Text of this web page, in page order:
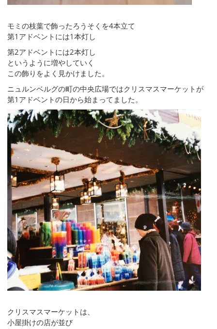
モミの枝葉で飾ったろうそくを4本立て
第1アドベントには1本灯し
第2アドベントには2本灯し
というように増やしていく
この飾りをよく見かけました。
ニュルンベルグの町の中央広場ではクリスマスマーケットが
第1アドベントの日から始まってました。
クリスマスマーケットは、
小屋掛けの店が並び